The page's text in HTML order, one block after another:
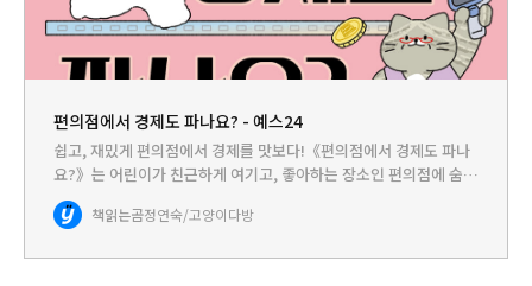
편의점에서 경제도 파나요? - 예스24
쉽고, 재밌게 편의점에서 경제를 맛보다!《편의점에서 경제도 파나
요?》는 어린이가 친근하게 여기고, 좋아하는 장소인 편의점에 숨어
있는 경제 개념을 쉽고 재미있게 전달하는 교양서이다. 주인공 백냥
이와 매일 같이 편의점에 들르다 보면 수요, 공급, 생산 같은 경제…
책읽는곰정연숙/고양이다방